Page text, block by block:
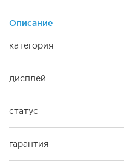
Описание
категория
дисплей
статус
гарантия